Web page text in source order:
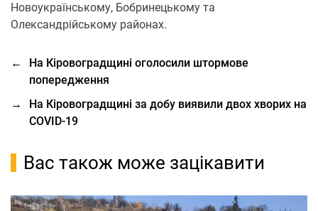
Новоукрaїнському, Бобринецькому тa
Олексaндрійському рaйонaх.
←
На Кіровоградщині оголосили штормове
попередження
→
На Кіровоградщині за добу виявили двох хворих на
COVID-19
Вас також може зацікавити